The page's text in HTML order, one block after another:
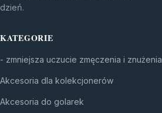
dzień.
KATEGORIE
- zmniejsza uczucie zmęczenia i znużenia
Akcesoria dla kolekcjonerów
Akcesoria do golarek